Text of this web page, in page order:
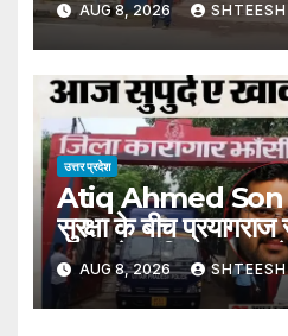
AUG 8, 2026
उत्तर प्रदेश
Atiq Ahmed Son
सुरक्षा के बीच
अबान के अंतिम संस्कार में
Atiq Ahmed
Leaves For
AUG 8, 2026